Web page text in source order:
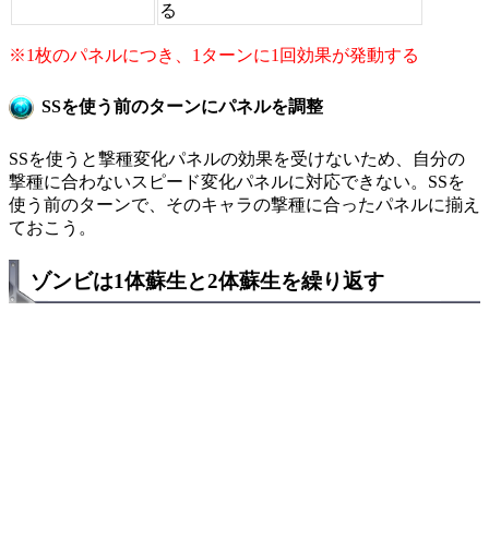
る
※1枚のパネルにつき、1ターンに1回効果が発動する
SSを使う前のターンにパネルを調整
SSを使うと撃種変化パネルの効果を受けないため、自分の
撃種に合わないスピード変化パネルに対応できない。SSを
使う前のターンで、そのキャラの撃種に合ったパネルに揃え
ておこう。
ゾンビは1体蘇生と2体蘇生を繰り返す